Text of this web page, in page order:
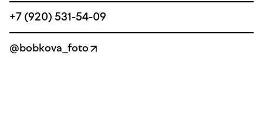
+7 (920) 531-54-09
@bobkova_foto